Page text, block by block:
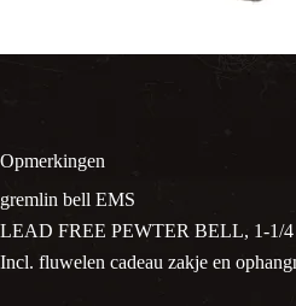
Opmerkingen
gremlin bell EMS
LEAD FREE PEWTER BELL, 1-1/
Incl. fluwelen cadeau zakje en